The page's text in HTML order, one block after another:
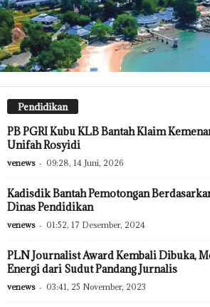
Pendidikan
PB PGRI Kubu KLB Bantah Klaim
Unifah Rosyidi
venews - 09:28, 14 Juni, 2026
Kadisdik Bantah Pemotongan
Dinas Pendidikan
venews - 01:52, 17 Desember, 2024
PLN Journalist Award Kembali Dibuka,
Energi dari Sudut Pandang Jurnalis
venews - 03:41, 25 November, 2023